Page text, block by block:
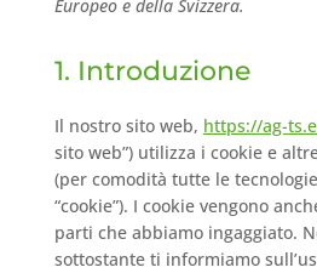
Europeo e della Svizzera.
1. Introduzione
Il nostro sito web, https://ag-
sito web”) utilizza i cookie e
(per comodità tutte le
“cookie”). I cookie vengono
parti che abbiamo ingaggiato.
sottostante ti informiamo